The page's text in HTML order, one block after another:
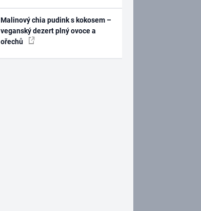
Malinový chia pudink s kokosem –
veganský dezert plný ovoce a
ořechů